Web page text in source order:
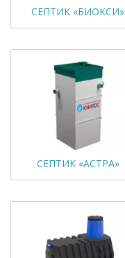
СЕПТИК «БИОКСИ»
СЕПТИК «АСТРА»